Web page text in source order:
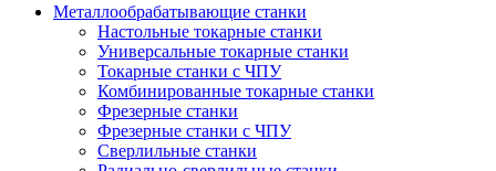
Металлообрабатывающие станки
Настольные токарные станки
Универсальные токарные станки
Токарные станки с ЧПУ
Комбинированные токарные станки
Фрезерные станки
Фрезерные станки с ЧПУ
Сверлильные станки